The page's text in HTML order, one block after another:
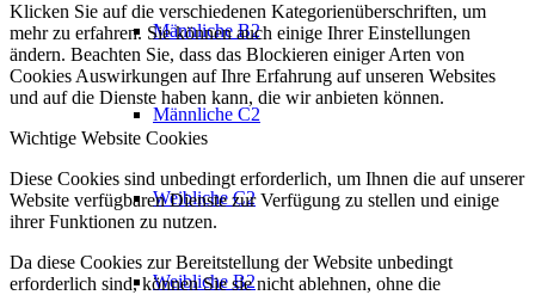
Männliche B2
Männliche C2
Weibliche C2
Weibliche B2
Klicken Sie auf die verschiedenen Kategorienüberschriften, um
mehr zu erfahren. Sie können auch einige Ihrer Einstellungen
ändern. Beachten Sie, dass das Blockieren einiger Arten von
Cookies Auswirkungen auf Ihre Erfahrung auf unseren Websites
und auf die Dienste haben kann, die wir anbieten können.
Wichtige Website Cookies
Diese Cookies sind unbedingt erforderlich, um Ihnen die auf unserer
Website verfügbaren Dienste zur Verfügung zu stellen und einige
ihrer Funktionen zu nutzen.
Da diese Cookies zur Bereitstellung der Website unbedingt
erforderlich sind, können Sie sie nicht ablehnen, ohne die